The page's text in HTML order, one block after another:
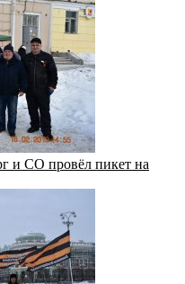
и СО провёл пикет на